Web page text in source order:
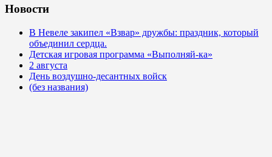
Новости
В Невеле закипел «Взвар» дружбы: праздник, который
объединил сердца.
Детская игровая программа «Выполняй-ка»
2 августа
День воздушно-десантных войск
(без названия)